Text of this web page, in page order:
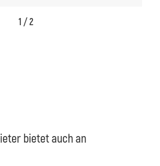
1 / 2
bietet auch an